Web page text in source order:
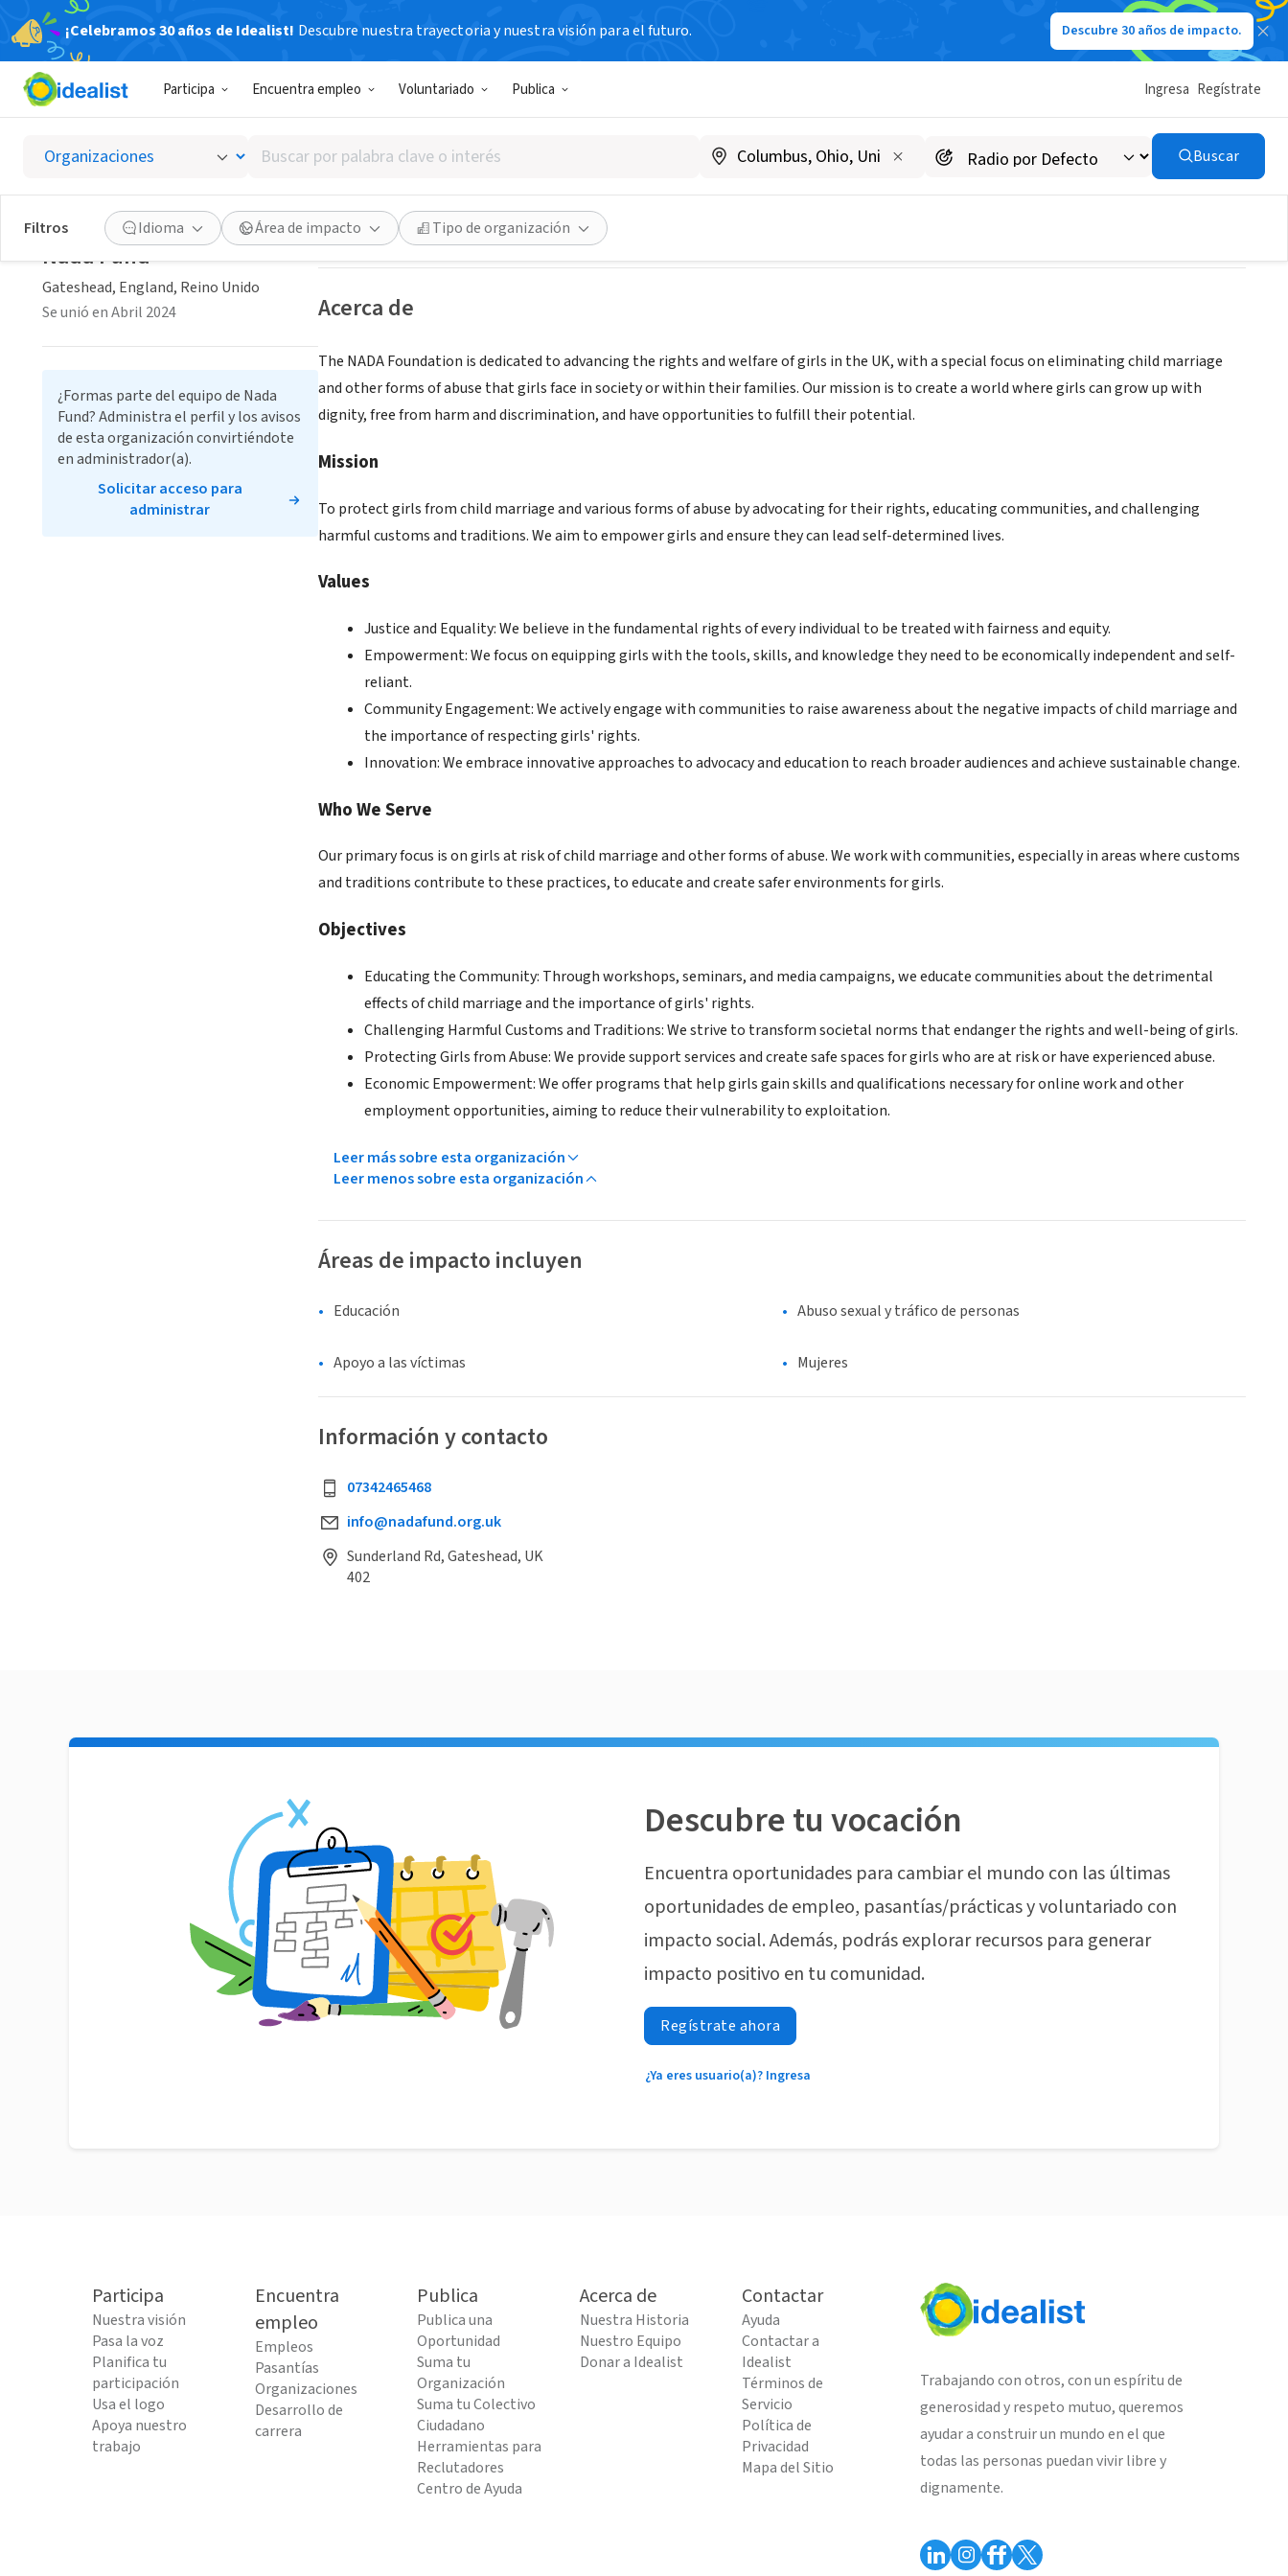
¡Celebramos 30 años de Idealist! Descubre nuestra trayectoria y nuestra visión para el futuro. Descubre 30 años de impacto.
Participa Encuentra empleo Voluntariado Publica Ingresa Regístrate
Buscar
por
palabra
clave
o
interés
Buscar
Filtros Idioma Área de impacto Tipo de organización
Nada Fund
Gateshead, England, Reino Unido
Guardar Compartir
Acerca de
The NADA Foundation is dedicated to advancing the rights and welfare of girls in the UK, with a special focus on eliminating child marriage
and other forms of abuse that girls face in society or within their families. Our mission is to create a world where girls can grow up with
dignity, free from harm and discrimination, and have opportunities to fulfill their potential.
Mission
To protect girls from child marriage and various forms of abuse by advocating for their rights, educating communities, and challenging
harmful customs and traditions. We aim to empower girls and ensure they can lead self-determined lives.
Values
Justice and Equality: We believe in the fundamental rights of every individual to be treated with fairness and equity.
Empowerment: We focus on equipping girls with the tools, skills, and knowledge they need to be economically independent and self-
reliant.
Community Engagement: We actively engage with communities to raise awareness about the negative impacts of child marriage and
the importance of respecting girls' rights.
Innovation: We embrace innovative approaches to advocacy and education to reach broader audiences and achieve sustainable change.
Who We Serve
Our primary focus is on girls at risk of child marriage and other forms of abuse. We work with communities, especially in areas where customs
and traditions contribute to these practices, to educate and create safer environments for girls.
Objectives
Educating the Community: Through workshops, seminars, and media campaigns, we educate communities about the detrimental
effects of child marriage and the importance of girls' rights.
Challenging Harmful Customs and Traditions: We strive to transform societal norms that endanger the rights and well-being of girls.
Protecting Girls from Abuse: We provide support services and create safe spaces for girls who are at risk or have experienced abuse.
Economic Empowerment: We offer programs that help girls gain skills and qualifications necessary for online work and other
employment opportunities, aiming to reduce their vulnerability to exploitation.
Leer más sobre esta organización
Leer menos sobre esta organización
Áreas de impacto incluyen
Educación Abuso sexual y tráfico de personas
Apoyo a las víctimas Mujeres
Información y contacto
07342465468
info@nadafund.org.uk
Sunderland Rd, Gateshead, UK
402
Nada Fund
Gateshead, England, Reino Unido
Se unió en Abril 2024
¿Formas parte del equipo de Nada
Fund? Administra el perfil y los avisos
de esta organización convirtiéndote
en administrador(a).
Solicitar acceso para
administrar
Descubre tu vocación
Encuentra oportunidades para cambiar el mundo con las últimas
oportunidades de empleo, pasantías/prácticas y voluntariado con
impacto social. Además, podrás explorar recursos para generar
impacto positivo en tu comunidad.
Regístrate ahora
¿Ya eres usuario(a)? Ingresa
Participa
Nuestra visión
Pasa la voz
Planifica tu
participación
Usa el logo
Apoya nuestro
trabajo
Encuentra
empleo
Empleos
Pasantías
Organizaciones
Desarrollo de
carrera
Publica
Publica una
Oportunidad
Suma tu
Organización
Suma tu Colectivo
Ciudadano
Herramientas para
Reclutadores
Centro de Ayuda
Acerca de
Nuestra Historia
Nuestro Equipo
Donar a Idealist
Contactar
Ayuda
Contactar a
Idealist
Términos de
Servicio
Política de
Privacidad
Mapa del Sitio
Trabajando con otros, con un espíritu de
generosidad y respeto mutuo, queremos
ayudar a construir un mundo en el que
todas las personas puedan vivir libre y
dignamente.